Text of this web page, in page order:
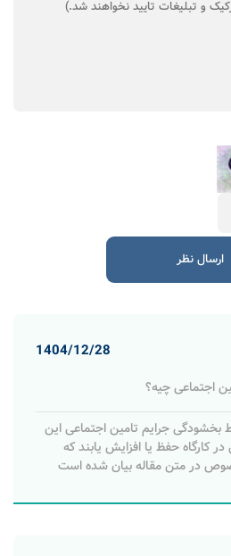
1404/12/28
اجتماعی چیه؟
بخشودگی جرایم تامین اجتماعی این
کارگاه حفظ یا افزایش یابند که
در متن مقاله بیان شده است